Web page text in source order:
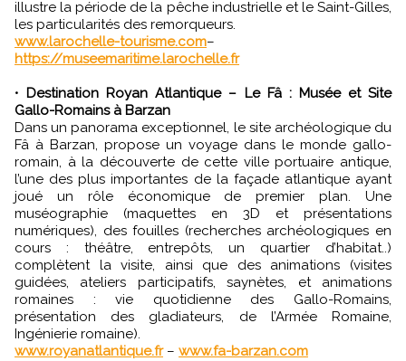
illustre la période de la pêche industrielle et le Saint-Gilles,
les particularités des remorqueurs.
www.larochelle-tourisme.com–
https://museemaritime.larochelle.fr
• Destination Royan Atlantique – Le Fâ : Musée et Site
Gallo-Romains à Barzan
Dans un panorama exceptionnel, le site archéologique du
Fâ à Barzan, propose un voyage dans le monde gallo-
romain, à la découverte de cette ville portuaire antique,
l’une des plus importantes de la façade atlantique ayant
joué un rôle économique de premier plan. Une
muséographie (maquettes en 3D et présentations
numériques), des fouilles (recherches archéologiques en
cours : théâtre, entrepôts, un quartier d’habitat..)
complètent la visite, ainsi que des animations (visites
guidées, ateliers participatifs, saynètes, et animations
romaines : vie quotidienne des Gallo-Romains,
présentation des gladiateurs, de l’Armée Romaine,
Ingénierie romaine).
www.royanatlantique.fr– www.fa-barzan.com